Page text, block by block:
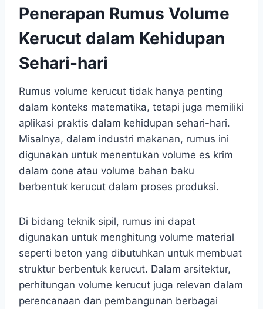
Penerapan Rumus Volume
Kerucut dalam Kehidupan
Sehari-hari
Rumus volume kerucut tidak hanya penting
dalam konteks matematika, tetapi juga memiliki
aplikasi praktis dalam kehidupan sehari-hari.
Misalnya, dalam industri makanan, rumus ini
digunakan untuk menentukan volume es krim
dalam cone atau volume bahan baku
berbentuk kerucut dalam proses produksi.
Di bidang teknik sipil, rumus ini dapat
digunakan untuk menghitung volume material
seperti beton yang dibutuhkan untuk membuat
struktur berbentuk kerucut. Dalam arsitektur,
perhitungan volume kerucut juga relevan dalam
perencanaan dan pembangunan berbagai